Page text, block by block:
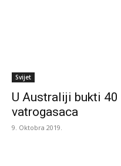
Svijet
U Australiji bukti 40
vatrogasaca
9. Oktobra 2019.